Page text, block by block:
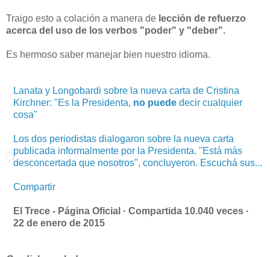
Traigo esto a colación a manera de lección de refuerzo
acerca del uso de los verbos "poder" y "deber".
Es hermoso saber manejar bien nuestro idioma.
Lanata y Longobardi sobre la nueva carta de Cristina
Kirchner: "Es la Presidenta, no puede decir cualquier
cosa"
Los dos periodistas dialogaron sobre la nueva carta
publicada informalmente por la Presidenta. "Está más
desconcertada que nosotros", concluyeron. Escuchá sus...
Compartir
El Trece - Página Oficial · Compartida 10.040 veces ·
22 de enero de 2015